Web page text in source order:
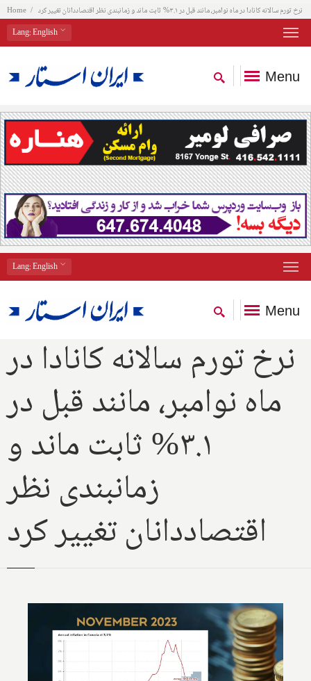
Home نرخ تورم سالانه کانادا در ماه نوامبر، مانند قبل در ۳.۱% ثابت ماند و زمانبندی نظر اقتصاددانان تغییر کرد
Lang: English
Menu
Lang: English
Menu
نرخ تورم سالانه کانادا در
ماه نوامبر، مانند قبل در
۳.۱% ثابت ماند و
زمانبندی نظر
اقتصاددانان تغییر کرد